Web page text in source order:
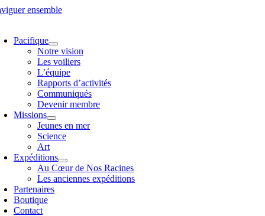
ensemble
Pacifique
Notre vision
Les voiliers
L’équipe
Rapports d’activités
Communiqués
Devenir membre
Missions
Jeunes en mer
Science
Art
Expéditions
Au Cœur de Nos Racines
Les anciennes expéditions
Partenaires
Boutique
Contact